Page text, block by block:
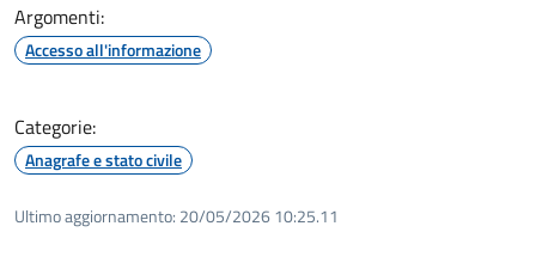
Argomenti:
Accesso all'informazione
Categorie:
Anagrafe e stato civile
Ultimo aggiornamento: 20/05/2026 10:25.11